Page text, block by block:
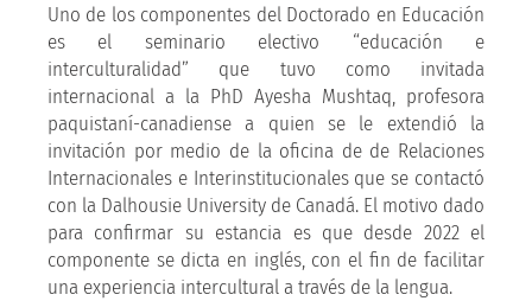
Uno de los componentes del Doctorado en Educación
es el seminario electivo “educación e
interculturalidad” que tuvo como invitada
internacional a la PhD Ayesha Mushtaq, profesora
paquistaní-canadiense a quien se le extendió la
invitación por medio de la oficina de de Relaciones
Internacionales e Interinstitucionales que se contactó
con la Dalhousie University de Canadá. El motivo dado
para confirmar su estancia es que desde 2022 el
componente se dicta en inglés, con el fin de facilitar
una experiencia intercultural a través de la lengua.